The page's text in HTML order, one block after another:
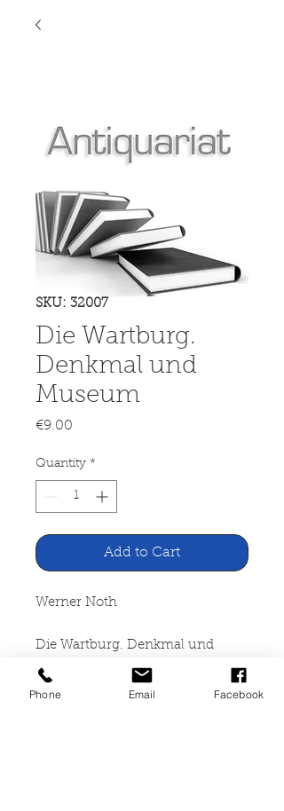
SKU: 32007
Die Wartburg.
Denkmal und
Museum
€9.00
Quantity *
Add to Cart
Werner Noth
Die Wartburg. Denkmal und
Museum
Phone Email Facebook